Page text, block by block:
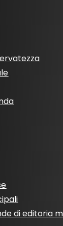
di editoria